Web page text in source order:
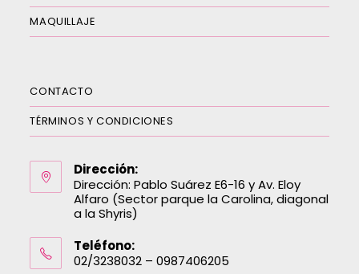
MAQUILLAJE
CONTACTO
TÉRMINOS Y CONDICIONES
Dirección:
Dirección: Pablo Suárez E6-16 y Av. Eloy
Alfaro (Sector parque la Carolina, diagonal
a la Shyris)
Teléfono:
02/3238032 – 0987406205